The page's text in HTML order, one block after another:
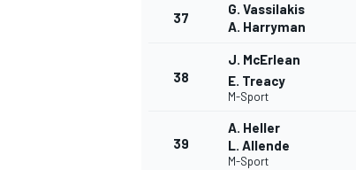
37
G. Vassilakis
A. Harryman
38
J. McErlean
E. Treacy
M-Sport
39
A. Heller
L. Allende
M-Sport